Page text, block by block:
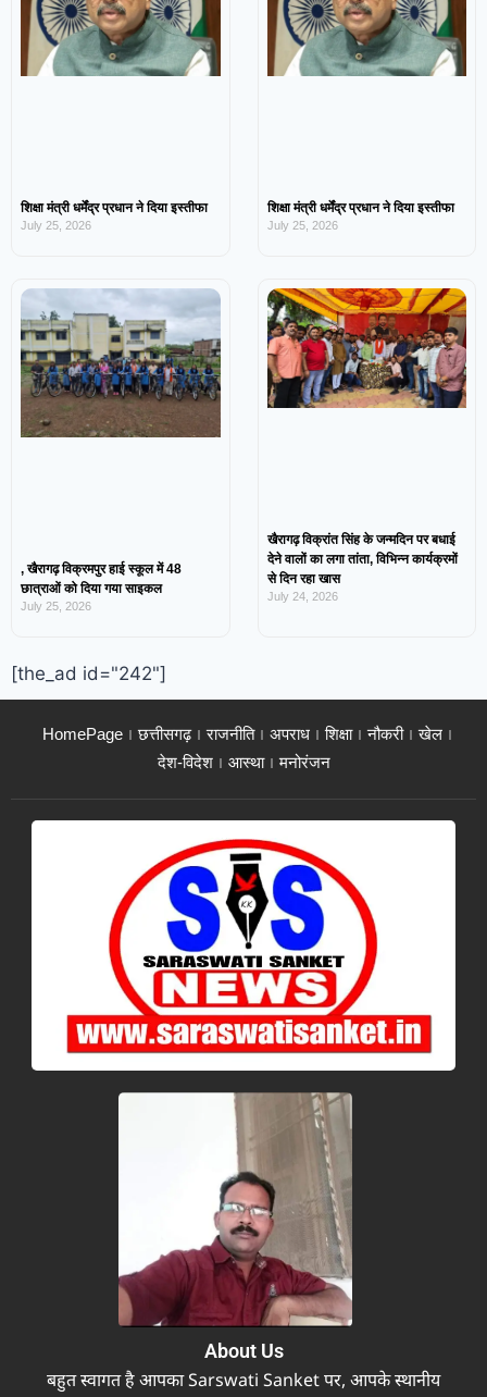
शिक्षा मंत्री धर्मेंद्र प्रधान ने दिया इस्तीफा
July 25, 2026
शिक्षा मंत्री धर्मेंद्र प्रधान ने दिया इस्तीफा
July 25, 2026
, खैरागढ़ विक्रमपुर हाई स्कूल में 48
छात्राओं को दिया गया साइकल
July 25, 2026
खैरागढ़ विक्रांत सिंह के जन्मदिन पर बधाई
देने वालों का लगा तांता, विभिन्न कार्यक्रमों
से दिन रहा खास
July 24, 2026
[the_ad id="242"]
HomePage छत्तीसगढ़ राजनीति अपराध शिक्षा नौकरी
खेल
देश-विदेश
आस्था मनोरंजन
About Us
बहुत स्वागत है आपका Sarswati Sanket पर, आपके स्थानीय